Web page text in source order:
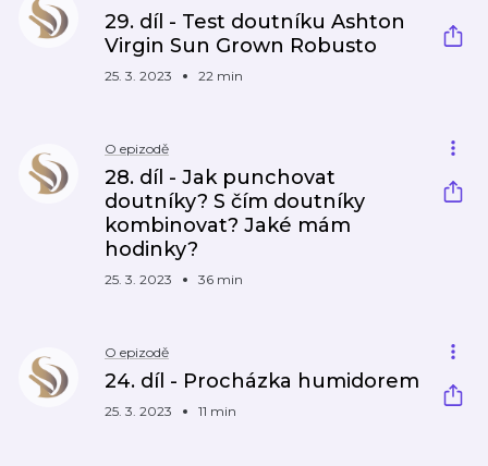
29. díl - Test doutníku Ashton
Virgin Sun Grown Robusto
25. 3. 2023 22 min
O epizodě
28. díl - Jak punchovat
doutníky? S čím doutníky
kombinovat? Jaké mám
hodinky?
25. 3. 2023 36 min
O epizodě
24. díl - Procházka humidorem
25. 3. 2023 11 min